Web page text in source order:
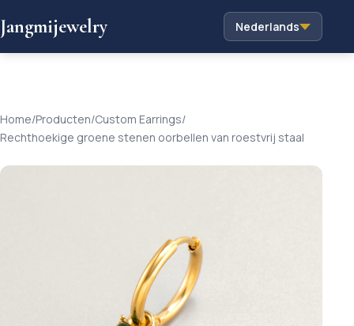
Jangmijewelry Nederlands
Home/Producten/Custom Earrings/
Rechthoekige groene stenen oorbellen van roestvrij staal